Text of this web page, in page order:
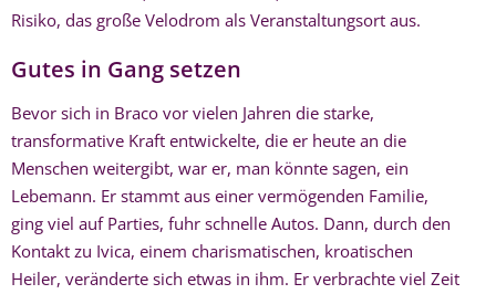
Risiko, das große Velodrom als Veranstaltungsort aus.
Gutes in Gang setzen
Bevor sich in Braco vor vielen Jahren die starke,
transformative Kraft entwickelte, die er heute an die
Menschen weitergibt, war er, man könnte sagen, ein
Lebemann. Er stammt aus einer vermögenden Familie,
ging viel auf Parties, fuhr schnelle Autos. Dann, durch den
Kontakt zu Ivica, einem charismatischen, kroatischen
Heiler, veränderte sich etwas in ihm. Er verbrachte viel Zeit